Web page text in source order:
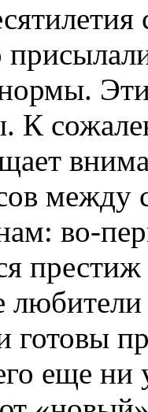
К
во-
престиж
готовы
еще